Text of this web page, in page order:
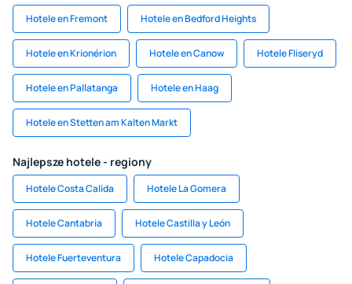
Hotele en Fremont Hotele en Bedford Heights
Hotele en Krionérion Hotele en Canow Hotele Fliseryd
Hotele en Pallatanga Hotele en Haag
Hotele en Stetten am Kalten Markt
Najlepsze hotele - regiony
Hotele Costa Calida Hotele La Gomera
Hotele Cantabria Hotele Castilla y León
Hotele Fuerteventura Hotele Capadocia